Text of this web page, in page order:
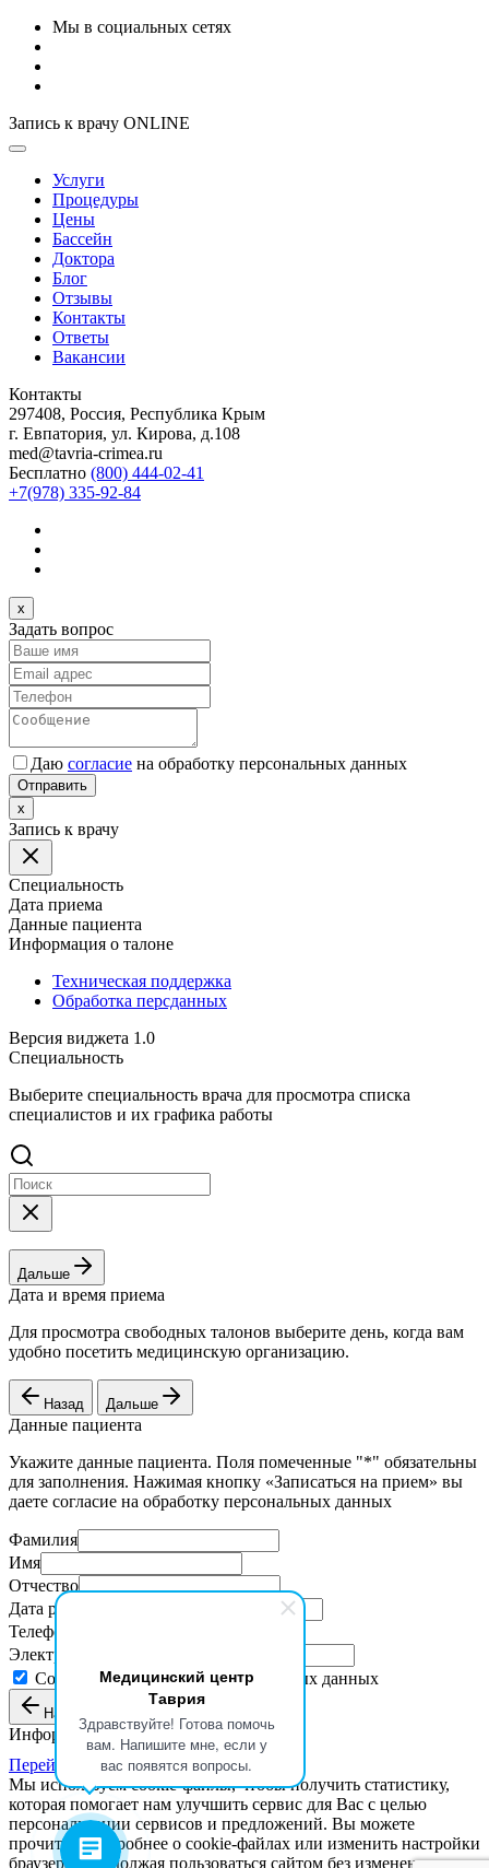
Медицинский центр
Таврия
Здравствуйте! Готова помочь
вам. Напишите мне, если у
вас появятся вопросы.
Мы в социальных сетях
Запись к врачу ONLINE
Услуги
Процедуры
Цены
Бассейн
Доктора
Блог
Отзывы
Контакты
Ответы
Вакансии
Контакты
297408, Россия, Республика Крым
г. Евпатория, ул. Кирова, д.108
med@tavria-crimea.ru
Бесплатно (800) 444-02-41
+7(978) 335-92-84
x
Задать вопрос
Даю согласие на обработку персональных данных
Отправить
x
Запись к врачу
Специальность
Дата приема
Данные пациента
Информация о талоне
Техническая поддержка
Обработка персданных
Версия виджета 1.0
Специальность
Выберите специальность врача для просмотра списка
специалистов и их графика работы
Дальше
Дата и время приема
Для просмотра свободных талонов выберите день, когда вам
удобно посетить медицинскую организацию.
Назад Дальше
Данные пациента
Укажите данные пациента. Поля помеченные "*" обязательны
для заполнения. Нажимая кнопку «Записаться на прием» вы
даете согласие на обработку персональных данных
Фамилия
Имя
Отчество
Дата рождения
Телефон
Электронная почта
Согласие на обработку персональных данных
Назад
Информация о талоне
Перейти к оплате
Мы используем cookie-файлы, чтобы получить статистику,
которая помогает нам улучшить сервис для Вас с целью
персонализации сервисов и предложений. Вы можете
прочитать подробнее о cookie-файлах или изменить настройки
браузера. Продолжая пользоваться сайтом без изменения